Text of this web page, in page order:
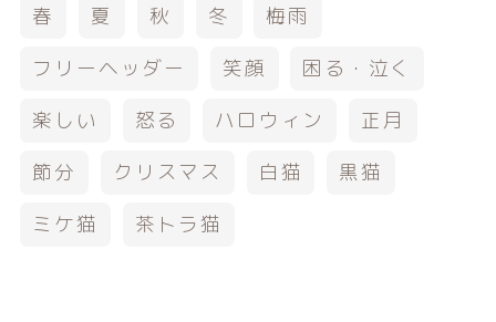
春 夏 秋 冬
梅雨
フリーヘッダー
笑顔
困る・泣く
楽しい
怒る ハロウィン
正月
節分
クリスマス 白猫
黒猫
ミケ猫
茶トラ猫